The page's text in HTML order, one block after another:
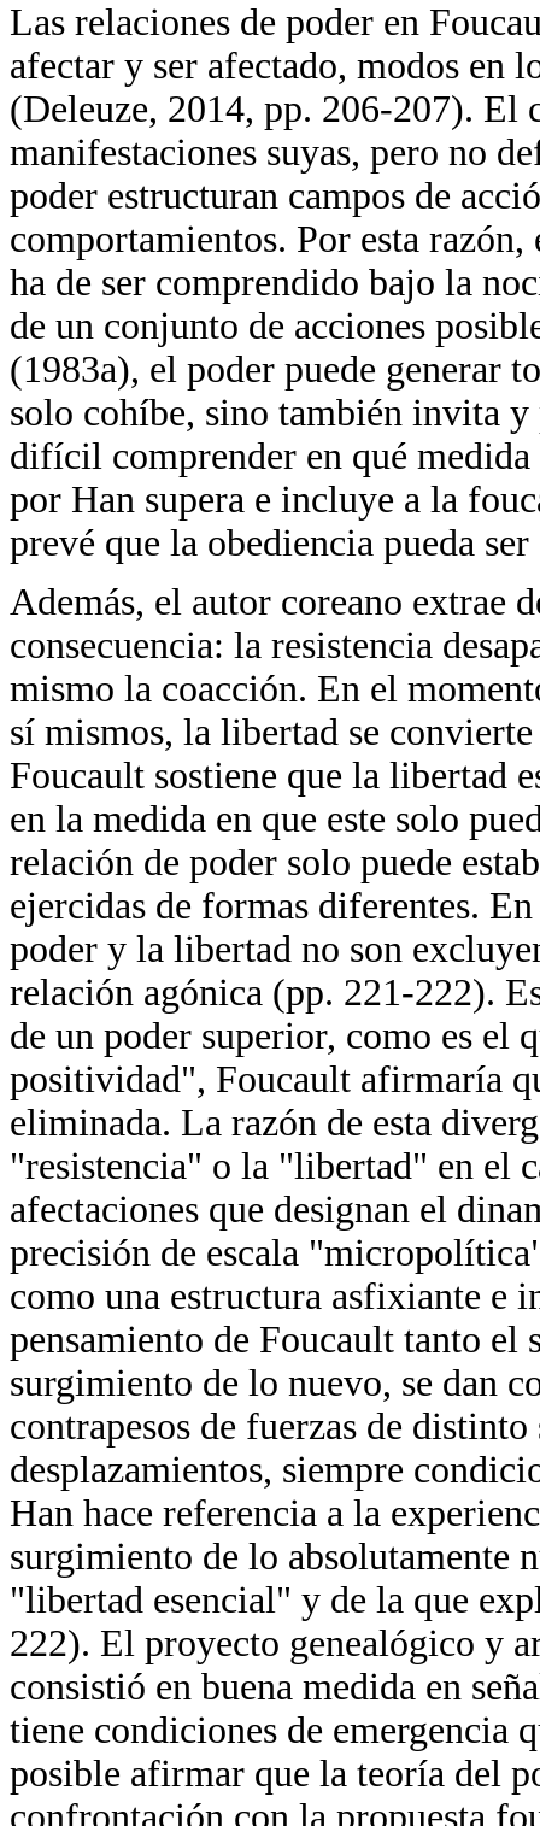
Las relaciones de poder en
afectar y ser afectado, modos en
(Deleuze, 2014, pp. 206-207). El
manifestaciones suyas, pero no
poder estructuran campos de
comportamientos. Por esta
ha de ser comprendido bajo la
de un conjunto de acciones
(1983a), el poder puede generar
solo cohíbe, sino también invita
difícil comprender en qué
por Han supera e incluye a la
prevé que la obediencia pueda
Además, el autor coreano extrae
consecuencia: la resistencia
mismo la coacción. En el
sí mismos, la libertad se
Foucault sostiene que la libertad
en la medida en que este solo
relación de poder solo puede
ejercidas de formas diferentes.
poder y la libertad no son
relación agónica (pp. 221-222).
de un poder superior, como es el
positividad", Foucault afirmaría
eliminada. La razón de esta
"resistencia" o la "libertad" en el
afectaciones que designan el
precisión de escala
como una estructura asfixiante e
pensamiento de Foucault tanto
surgimiento de lo nuevo, se dan
contrapesos de fuerzas de
desplazamientos, siempre
Han hace referencia a la
surgimiento de lo absolutamente
"libertad esencial" y de la que
222). El proyecto genealógico y
consistió en buena medida en
tiene condiciones de emergencia
posible afirmar que la teoría del
confrontación con la propuesta